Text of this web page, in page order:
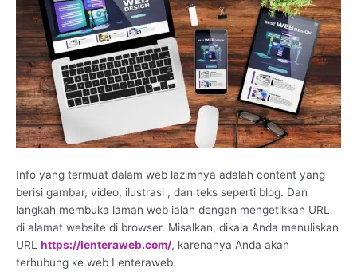
Info yang termuat dalam web lazimnya adalah content yang
berisi gambar, video, ilustrasi , dan teks seperti blog. Dan
langkah membuka laman web ialah dengan mengetikkan URL
di alamat website di browser. Misalkan, dikala Anda menuliskan
URL https://lenteraweb.com/, karenanya Anda akan
terhubung ke web Lenteraweb.